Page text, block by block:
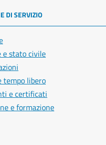
DI SERVIZIO
e stato civile
tempo libero
e certificati
e formazione